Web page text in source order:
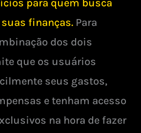
para quem busca
finanças. Para
dos dois
que os usuários
seus gastos,
e tenham acesso
na hora de fazer